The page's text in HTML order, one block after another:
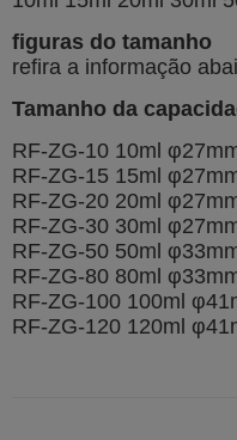
figuras do tamanho
refira a informação
Tamanho da
RF-ZG-10 10ml
RF-ZG-15 15ml
RF-ZG-20 20ml
RF-ZG-30 30ml
RF-ZG-50 50ml
RF-ZG-80 80ml
RF-ZG-100 100ml
RF-ZG-120 120ml